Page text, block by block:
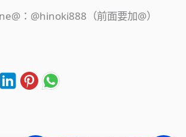
：@hinoki888（前面要加@）